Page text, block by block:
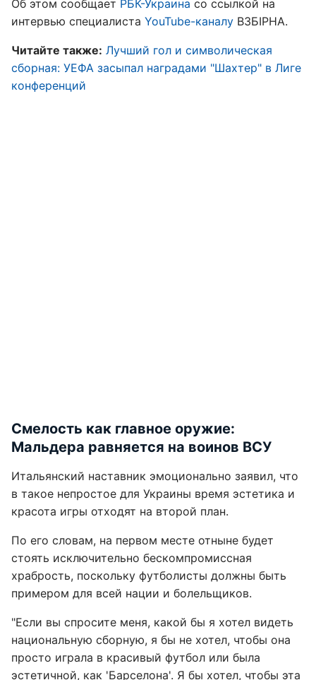
Об этом сообщает РБК-Украина со ссылкой на
интервью специалиста YouTube-каналу ВЗБІРНА.
Читайте также: Лучший гол и символическая
сборная: УЕФА засыпал наградами "Шахтер" в Лиге
конференций
Смелость как главное оружие:
Мальдера равняется на воинов ВСУ
Итальянский наставник эмоционально заявил, что
в такое непростое для Украины время эстетика и
красота игры отходят на второй план.
По его словам, на первом месте отныне будет
стоять исключительно бескомпромиссная
храбрость, поскольку футболисты должны быть
примером для всей нации и болельщиков.
"Если вы спросите меня, какой бы я хотел видеть
национальную сборную, я бы не хотел, чтобы она
просто играла в красивый футбол или была
эстетичной, как 'Барселона'. Я бы хотел, чтобы эта